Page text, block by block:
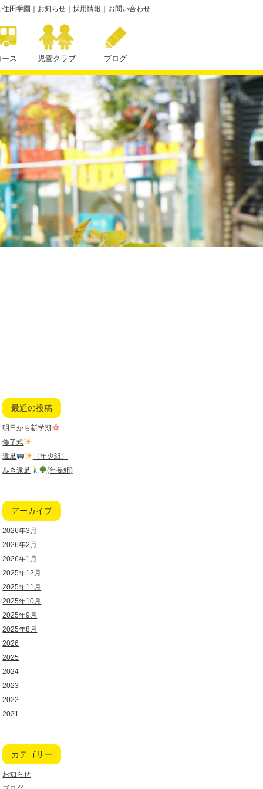
住田学園 お知らせ 採用情報 お問い合わせ
ス 児童クラブ ブログ
最近の投稿
明日から新学期
修了式
遠足
（年少組）
歩き遠足
(年長組)
アーカイブ
2026年3月
2026年2月
2026年1月
2025年12月
2025年11月
2025年10月
2025年9月
2025年8月
2026
2025
2024
2023
2022
2021
カテゴリー
お知らせ